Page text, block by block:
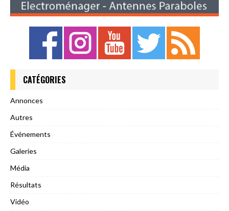
CATÉGORIES
Annonces
Autres
Événements
Galeries
Média
Résultats
Vidéo